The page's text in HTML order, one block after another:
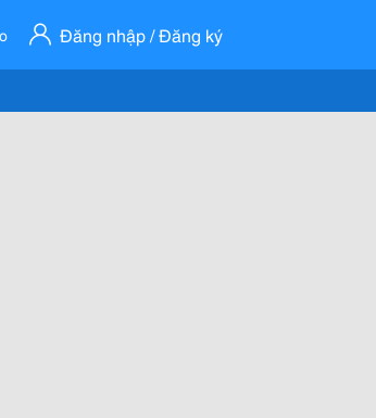
Đăng nhập / Đăng ký